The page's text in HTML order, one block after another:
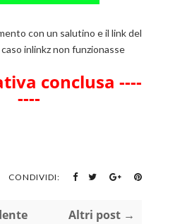
con un salutino e il link del
inlinkz non funzionasse
conclusa ----
----
CONDIVIDI:
Altri post →